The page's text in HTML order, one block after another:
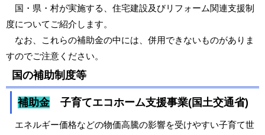
国・県・村が実施する、住宅建設及びリフォーム関連支援制
度についてご紹介します。
なお、これらの補助金の中には、併用できないものがありま
すのでご注意ください。
国の補助制度等
補助金子育てエコホーム支援事業(国土交通省)
エネルギー価格などの物価高騰の影響を受けやすい子育て世